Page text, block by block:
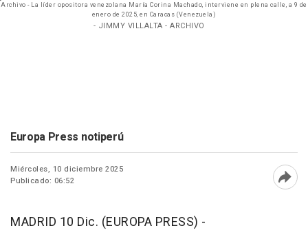
Archivo - La líder opositora venezolana María Corina Machado, interviene en plena calle, a 9 de
enero de 2025, en Caracas (Venezuela)
- JIMMY VILLALTA - ARCHIVO
Europa Press notiperú
Miércoles, 10 diciembre 2025
Publicado: 06:52
MADRID 10 Dic. (EUROPA PRESS) -